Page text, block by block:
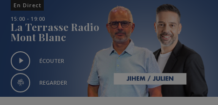
BIGARD
En Direct
15:00 - 19:00
La Terrasse Radio
Mont Blanc
ÉCOUTER
REGARDER